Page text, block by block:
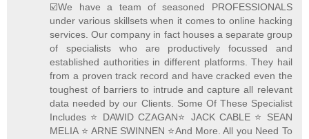
☑️We have a team of seasoned PROFESSIONALS
under various skillsets when it comes to online hacking
services. Our company in fact houses a separate group
of specialists who are productively focussed and
established authorities in different platforms. They hail
from a proven track record and have cracked even the
toughest of barriers to intrude and capture all relevant
data needed by our Clients. Some Of These Specialist
Includes ⭐️ DAWID CZAGAN⭐️ JACK CABLE ⭐️ SEAN
MELIA ⭐️ ARNE SWINNEN ⭐️And More. All you Need To